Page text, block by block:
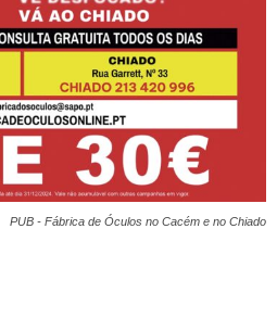
PUB - Fábrica de Óculos no Cacém e no Chiado